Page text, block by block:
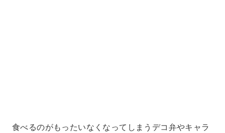
食べるのがもったいなくなってしまうデコ弁やキャラ